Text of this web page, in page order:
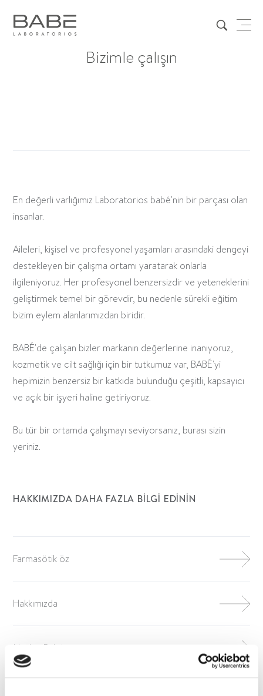
Bizimle çalışın
HAKKIMIZDA DAHA FAZLA BILGI EDININ
Farmasötik öz
Hakkımızda
Neden Babé
En değerli varlığımız Laboratorios babé'nin bir parçası olan
insanlar.
Aileleri, kişisel ve profesyonel yaşamları arasındaki dengeyi
destekleyen bir çalışma ortamı yaratarak onlarla
ilgileniyoruz. Her profesyonel benzersizdir ve yeteneklerini
geliştirmek temel bir görevdir, bu nedenle sürekli eğitim
bizim eylem alanlarımızdan biridir.
BABÉ'de çalışan bizler markanın değerlerine inanıyoruz,
kozmetik ve cilt sağlığı için bir tutkumuz var, BABÉ'yi
hepimizin benzersiz bir katkıda bulunduğu çeşitli, kapsayıcı
ve açık bir işyeri haline getiriyoruz.
Bu tür bir ortamda çalışmayı seviyorsanız, burası sizin
yeriniz.